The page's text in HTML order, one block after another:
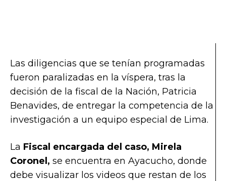
Las diligencias que se tenían programadas
fueron paralizadas en la víspera, tras la
decisión de la fiscal de la Nación, Patricia
Benavides, de entregar la competencia de la
investigación a un equipo especial de Lima.
La Fiscal encargada del caso, Mirela
Coronel, se encuentra en Ayacucho, donde
debe visualizar los videos que restan de los